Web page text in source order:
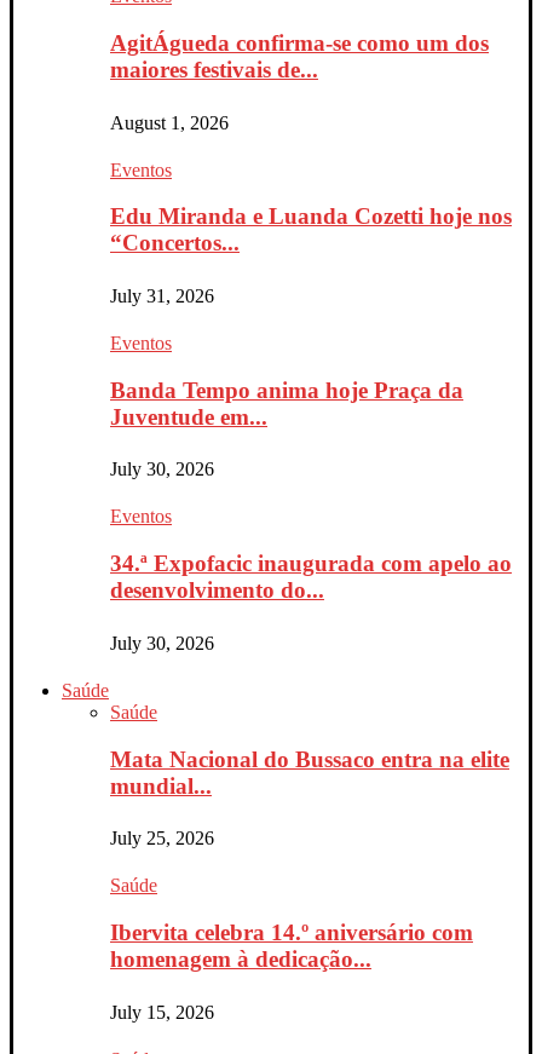
AgitÁgueda confirma-se como um dos
maiores festivais de...
August 1, 2026
Eventos
Edu Miranda e Luanda Cozetti hoje nos
“Concertos...
July 31, 2026
Eventos
Banda Tempo anima hoje Praça da
Juventude em...
July 30, 2026
Eventos
34.ª Expofacic inaugurada com apelo ao
desenvolvimento do...
July 30, 2026
Saúde
Saúde
Mata Nacional do Bussaco entra na elite
mundial...
July 25, 2026
Saúde
Ibervita celebra 14.º aniversário com
homenagem à dedicação...
July 15, 2026